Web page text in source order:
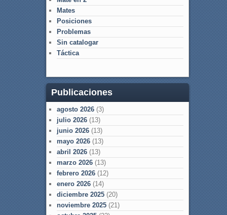
Mates
Posiciones
Problemas
Sin catalogar
Táctica
Publicaciones
agosto 2026(3)
julio 2026(13)
junio 2026(13)
mayo 2026(13)
abril 2026(13)
marzo 2026(13)
febrero 2026(12)
enero 2026(14)
diciembre 2025(20)
noviembre 2025(21)